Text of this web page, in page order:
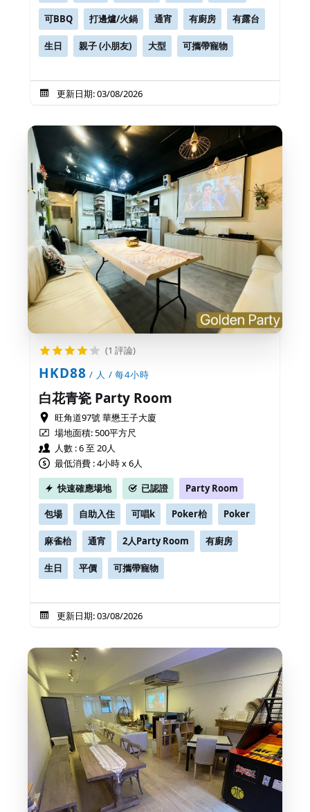
可BBQ 打邊爐/火鍋 通宵 有廚房 有露台
生日 親子 (小朋友) 大型 可攜帶寵物
更新日期: 03/08/2026
(1 評論)
HKD88 / 人 / 每4小時
白花青瓷 Party Room
旺角道97號 華懋王子大廈
場地面積:500平方尺
人數 : 6 至 20人
最低消費 : 4小時 x 6人
快速確應場地
已認證 Party Room
包場 自助入住 可唱k Poker枱 Poker
麻雀枱 通宵 2人Party Room 有廚房
生日 平價 可攜帶寵物
更新日期: 03/08/2026